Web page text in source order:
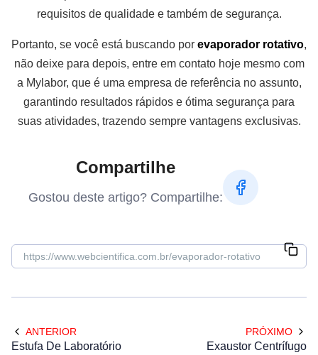
requisitos de qualidade e também de segurança.
Portanto, se você está buscando por evaporador rotativo,
não deixe para depois, entre em contato hoje mesmo com
a Mylabor, que é uma empresa de referência no assunto,
garantindo resultados rápidos e ótima segurança para
suas atividades, trazendo sempre vantagens exclusivas.
Compartilhe
Gostou deste artigo? Compartilhe:
ANTERIOR
Estufa De Laboratório
PRÓXIMO
Exaustor Centrífugo